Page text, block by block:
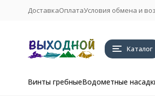
ДоставкаОплатаУсловия обмена и
Каталог
Винты гребныеВодометные